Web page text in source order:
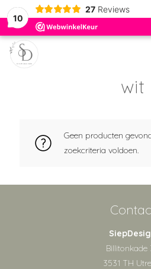
10
27 Reviews
wit
Geen producten
zoekcriteria voldoen.
Billitonkade
3531 TH